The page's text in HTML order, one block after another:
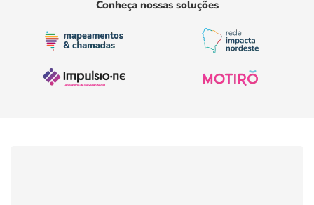
Conheça nossas soluções